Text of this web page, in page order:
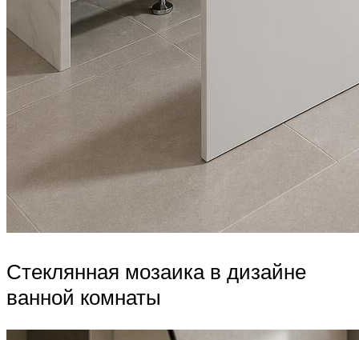
Стеклянная мозаика в дизайне
ванной комнаты